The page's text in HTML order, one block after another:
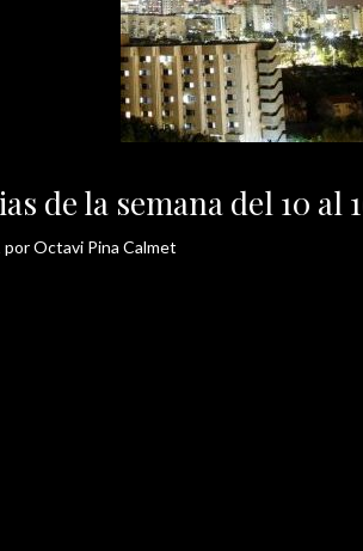
de la semana del 10 al
porOctavi Pina Calmet